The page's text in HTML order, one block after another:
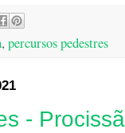
, percursos pedestres
-